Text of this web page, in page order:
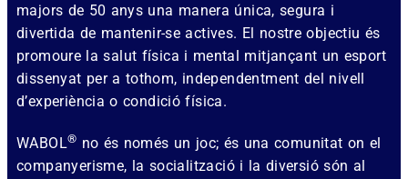
majors de 50 anys una manera única, segura i
divertida de mantenir-se actives. El nostre objectiu és
promoure la salut física i mental mitjançant un esport
dissenyat per a tothom, independentment del nivell
d’experiència o condició física.
WABOL® no és només un joc; és una comunitat on el
companyerisme, la socialització i la diversió són al